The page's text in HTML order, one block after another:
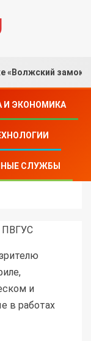
«Волжский
И ЭКОНОМИКА
СЛУЖБЫ
ПВГУС
и
в работах